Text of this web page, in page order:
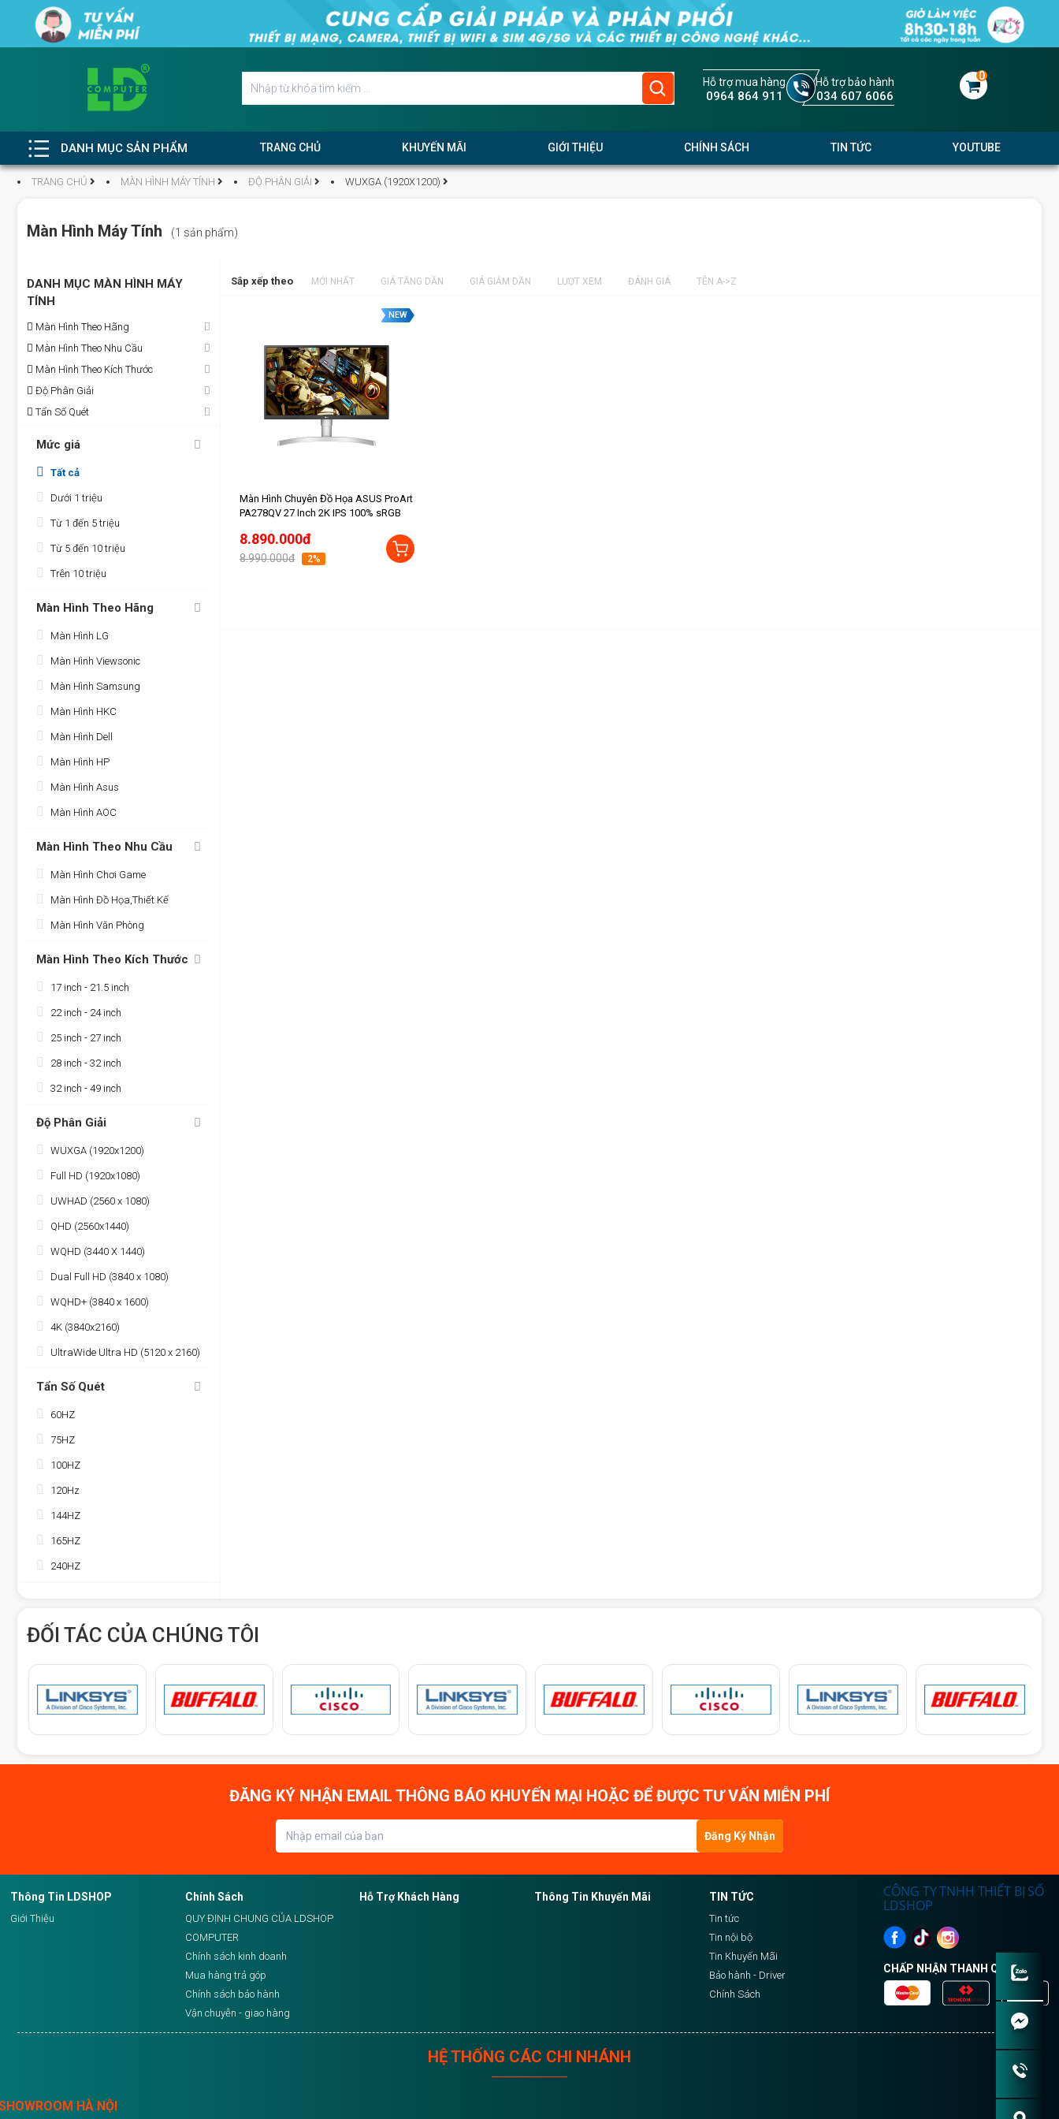
Hỗ trợ mua hàng
0964 864 911
Hỗ trợ bảo hành
034 607 6066
0
DANH MỤC SẢN PHẨM TRANG CHỦ KHUYẾN MÃI GIỚI THIỆU CHÍNH SÁCH TIN TỨC YOUTUBE
TRANG CHỦ MÀN HÌNH MÁY TÍNH ĐỘ PHÂN GIẢI WUXGA (1920X1200)
Màn Hình Máy Tính (1 sản phẩm)
DANH MỤC MÀN HÌNH MÁY
TÍNH
Màn Hình Theo Hãng
Màn Hình Theo Nhu Cầu
Màn Hình Theo Kích Thước
Độ Phân Giải
Tẩn Số Quét
Mức giá
Tất cả
Dưới 1 triệu
Từ 1 đến 5 triệu
Từ 5 đến 10 triệu
Trên 10 triệu
Màn Hình Theo Hãng
Màn Hình LG
Màn Hình Viewsonic
Màn Hình Samsung
Màn Hình HKC
Màn Hình Dell
Màn Hình HP
Màn Hình Asus
Màn Hình AOC
Màn Hình Theo Nhu Cầu
Màn Hình Chơi Game
Màn Hình Đồ Họa,Thiết Kế
Màn Hình Văn Phòng
Màn Hình Theo Kích Thước
17 inch - 21.5 inch
22 inch - 24 inch
25 inch - 27 inch
28 inch - 32 inch
32 inch - 49 inch
Độ Phân Giải
WUXGA (1920x1200)
Full HD (1920x1080)
UWHAD (2560 x 1080)
QHD (2560x1440)
WQHD (3440 X 1440)
Dual Full HD (3840 x 1080)
WQHD+ (3840 x 1600)
4K (3840x2160)
UltraWide Ultra HD (5120 x 2160)
Tẩn Số Quét
60HZ
75HZ
100HZ
120Hz
144HZ
165HZ
240HZ
Sắp xếp theo MỚI NHẤT GIÁ TĂNG DẦN GIÁ GIẢM DẦN LƯỢT XEM ĐÁNH GIÁ TÊN A->Z
NEW
Màn Hình Chuyên Đồ Họa ASUS ProArt
PA278QV 27 Inch 2K IPS 100% sRGB
8.890.000đ
8.990.000đ 2%
ĐỐI TÁC CỦA CHÚNG TÔI
ĐĂNG KÝ NHẬN EMAIL THÔNG BÁO KHUYẾN MẠI HOẶC ĐỂ ĐƯỢC TƯ VẤN MIỄN PHÍ
Đăng Ký Nhận
Thông Tin LDSHOP
Giới Thiệu
Chính Sách
QUY ĐỊNH CHUNG CỦA LDSHOP
COMPUTER
Chính sách kinh doanh
Mua hàng trả góp
Chính sách bảo hành
Vận chuyễn - giao hàng
Hỗ Trợ Khách Hàng Thông Tin Khuyến Mãi TIN TỨC
Tin tức
Tin nội bộ
Tin Khuyến Mãi
Bảo hành - Driver
Chính Sách
CÔNG TY TNHH THIẾT BỊ SỐ
LDSHOP
CHẤP NHẬN THANH QUA:
HỆ THỐNG CÁC CHI NHÁNH
HÀ NỘI